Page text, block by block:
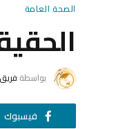
الصحة العامة
بواسطة
فيسبوك